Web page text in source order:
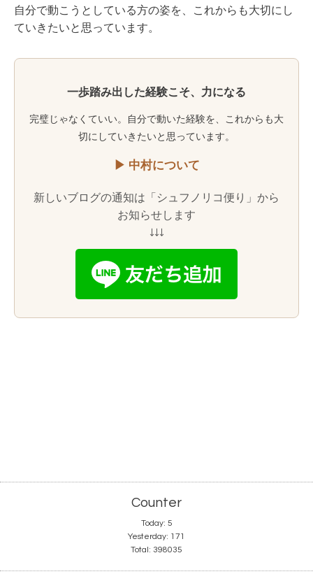
自分で動こうとしている方の姿を、これからも大切にし
ていきたいと思っています。
一歩踏み出した経験こそ、力になる
完璧じゃなくていい。自分で動いた経験を、これからも大
切にしていきたいと思っています。
▶ 中村について
新しいブログの通知は「シュフノリコ便り」から
お知らせします
↓↓↓
Counter
Today: 5
Yesterday: 171
Total: 398035